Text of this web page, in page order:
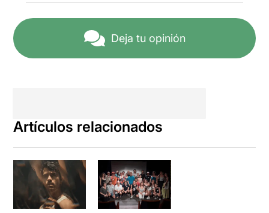
Deja tu opinión
Artículos relacionados